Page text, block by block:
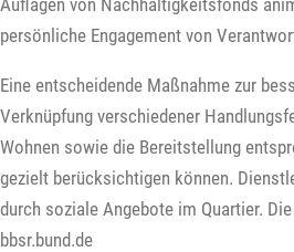
persönliche Engagement von
Eine entscheidende Maßnahme zur
Verknüpfung verschiedener
Wohnen sowie die Bereitstellung
gezielt berücksichtigen können.
durch soziale Angebote im Quartier.
bbsr.bund.de